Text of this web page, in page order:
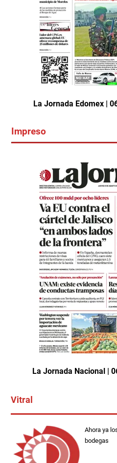
La Jornada Edomex |
Impreso
La Jornada Nacional |
Vitral
Ahora ya
bodegas